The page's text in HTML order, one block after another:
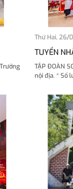
Thứ Hai, 26/
TUYỂN
TẬP ĐOÀN
nội địa. * Số